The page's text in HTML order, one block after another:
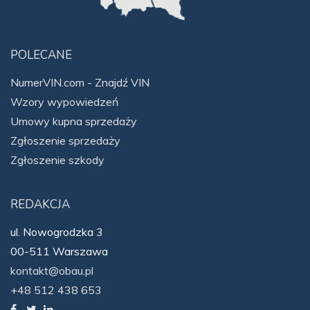
POLECANE
NumerVIN.com - Znajdź VIN
Wzory wypowiedzeń
Umowy kupna sprzedaży
Zgłoszenie sprzedaży
Zgłoszenie szkody
REDAKCJA
ul. Nowogrodzka 3
00-511 Warszawa
kontakt@obau.pl
+48 512 438 653